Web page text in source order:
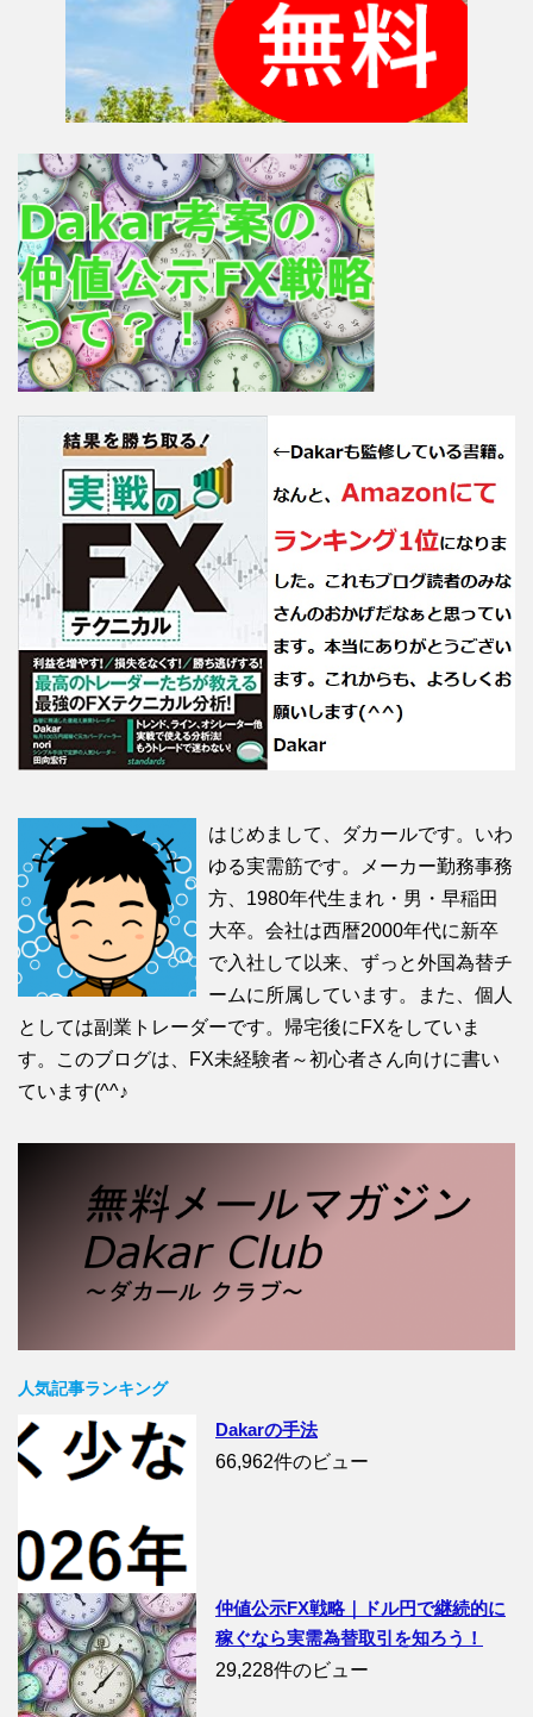
はじめまして、ダカールです。いわ
ゆる実需筋です。メーカー勤務事務
方、1980年代生まれ・男・早稲田
大卒。会社は西暦2000年代に新卒
で入社して以来、ずっと外国為替チ
ームに所属しています。また、個人
としては副業トレーダーです。帰宅後にFXをしていま
す。このブログは、FX未経験者～初心者さん向けに書い
ています(^^♪
人気記事ランキング
Dakarの手法
66,962件のビュー
仲値公示FX戦略｜ドル円で継続的に
稼ぐなら実需為替取引を知ろう！
29,228件のビュー